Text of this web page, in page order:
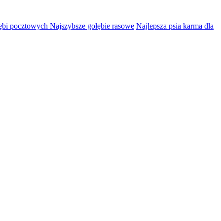
pocztowych Najszybsze gołębie rasowe Najlepsza psia karma dla